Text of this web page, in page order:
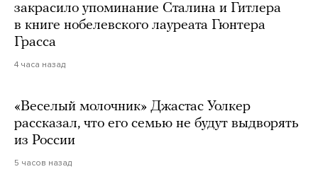
закрасило упоминание Сталина и Гитлера
в книге нобелевского лауреата Гюнтера
Грасса
4 часа назад
«Веселый молочник» Джастас Уолкер
рассказал, что его семью не будут выдворять
из России
5 часов назад